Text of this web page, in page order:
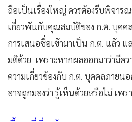
ถือเป็นเรื่องใหญ่ ควรต้องรีบพิจารณ
เกี่ยวพันกับคุณสมบัติของ ก.ต. บุคค
การเสนอชื่อเข้ามาเป็น ก.ต. แล้ว แ
มติด้วย เพราะหากผลออกมาว่ามีคว
ความเกี่ยวข้องกับ ก.ต. บุคคลภายน
อาจถูกมองว่า รู้เห็นด้วยหรือไม่ เพ